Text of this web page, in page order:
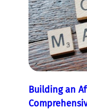
Building an